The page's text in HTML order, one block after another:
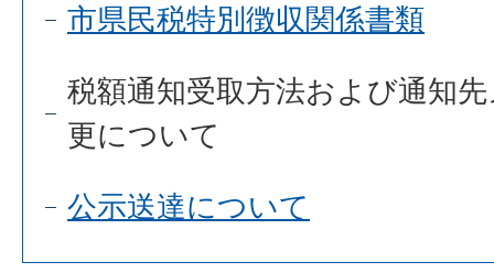
市県民税特別徴収関係書類
税額通知受取方法および通知
更について
公示送達について